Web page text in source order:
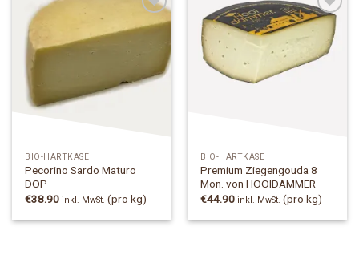
BIO-HARTKÄSE
Pecorino Sardo Maturo
DOP
€38.90 inkl. MwSt. (pro kg)
Add to
Wishlist
BIO-HARTKÄSE
Premium Ziegengouda 8
Mon. von HOOIDAMMER
€44.90 inkl. MwSt. (pro kg)